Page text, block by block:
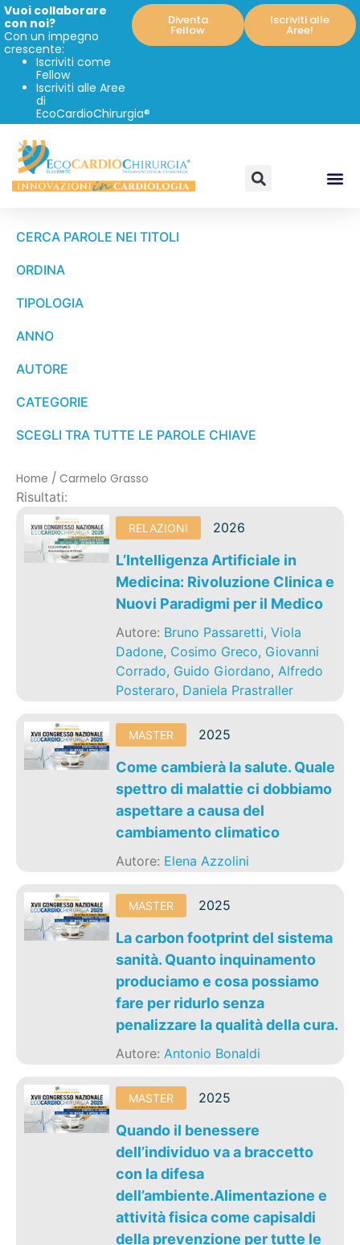
Vuoi collaborare
con noi?
Con un impegno
crescente:
Iscriviti come
Fellow
Iscriviti alle Aree
di
EcoCardioChirurgia®
Diventa
Fellow
Iscriviti alle
Aree!
CERCA PAROLE NEI TITOLI
ORDINA
TIPOLOGIA
ANNO
AUTORE
CATEGORIE
SCEGLI TRA TUTTE LE PAROLE CHIAVE
Home / Carmelo Grasso
Risultati:
RELAZIONI 2026
L’Intelligenza Artificiale in
Medicina: Rivoluzione Clinica e
Nuovi Paradigmi per il Medico
Autore: Bruno Passaretti,Viola
Dadone, Cosimo Greco, Giovanni
Corrado, Guido Giordano,Alfredo
Posteraro, Daniela Prastraller
MASTER 2025
Come cambierà la salute. Quale
spettro di malattie ci dobbiamo
aspettare a causa del
cambiamento climatico
Autore: Elena Azzolini
MASTER 2025
La carbon footprint del sistema
sanità. Quanto inquinamento
produciamo e cosa possiamo
fare per ridurlo senza
penalizzare la qualità della cura.
Autore:Antonio Bonaldi
MASTER 2025
Quando il benessere
dell’individuo va a braccetto
con la difesa
dell’ambiente.Alimentazione e
attività fisica come capisaldi
della prevenzione per tutte le